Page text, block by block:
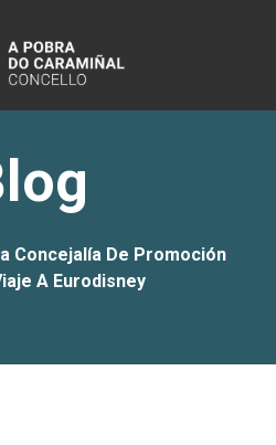
Concejalía De Promoción
A Eurodisney